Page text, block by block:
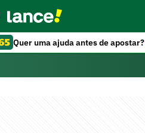
Quer uma ajuda antes de apostar?